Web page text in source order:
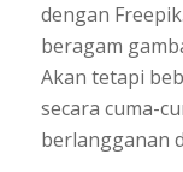
dengan Freepik.
beragam
Akan tetapi
secara cuma-
berlangganan